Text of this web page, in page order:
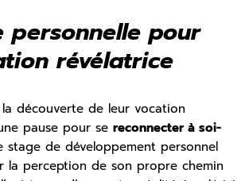
personnelle pour
révélatrice
découverte de leur vocation
pause pour se reconnecter à soi-
stage de développement personnel
la perception de son propre chemin